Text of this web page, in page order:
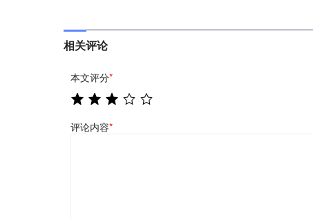
相关评论
本文评分*
评论内容*